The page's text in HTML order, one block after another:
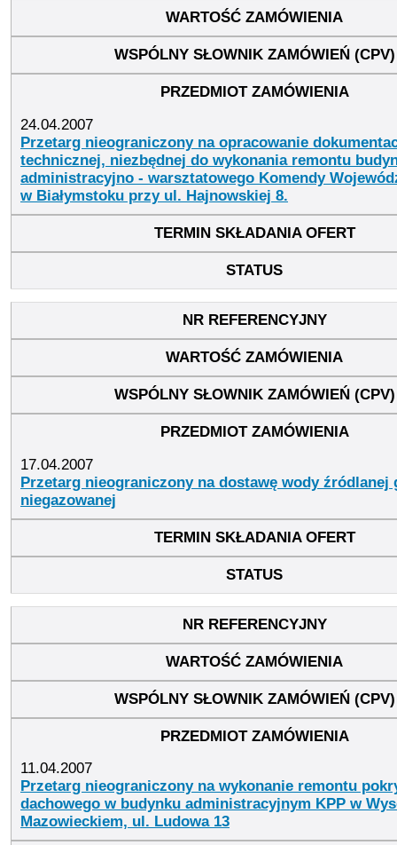
24.04.2007
Przetarg nieograniczony na opracowanie
technicznej, niezbędnej do wykonania remontu
administracyjno - warsztatowego Komendy
w Białymstoku przy ul. Hajnowskiej 8.
17.04.2007
Przetarg nieograniczony na dostawę wody źródlanej
niegazowanej
11.04.2007
Przetarg nieograniczony na wykonanie remontu
dachowego w budynku administracyjnym KPP w
Mazowieckiem, ul. Ludowa 13